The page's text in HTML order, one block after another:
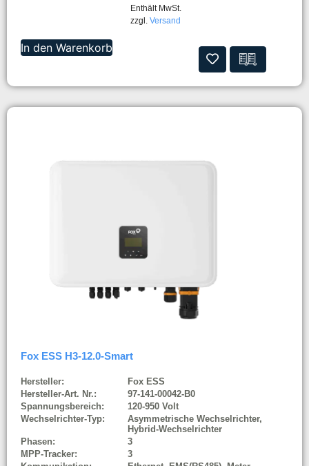
Enthält MwSt.
zzgl. Versand
In den Warenkorb
Fox ESS H3-12.0-Smart
Hersteller:
Fox ESS
Hersteller-Art. Nr.:
97-141-00042-B0
Spannungsbereich:
120-950 Volt
Wechselrichter-Typ:
Asymmetrische Wechselrichter,
Hybrid-Wechselrichter
Phasen:
3
MPP-Tracker:
3